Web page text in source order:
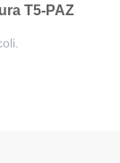
T5-PAZ